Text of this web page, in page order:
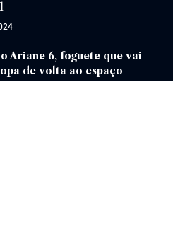
Ariane 6, foguete que vai
de volta ao espaço